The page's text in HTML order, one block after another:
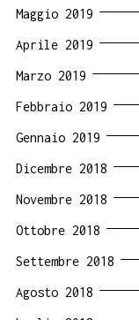
Maggio 2019
Aprile 2019
Marzo 2019
Febbraio 2019
Gennaio 2019
Dicembre 2018
Novembre 2018
Ottobre 2018
Settembre 2018
Agosto 2018